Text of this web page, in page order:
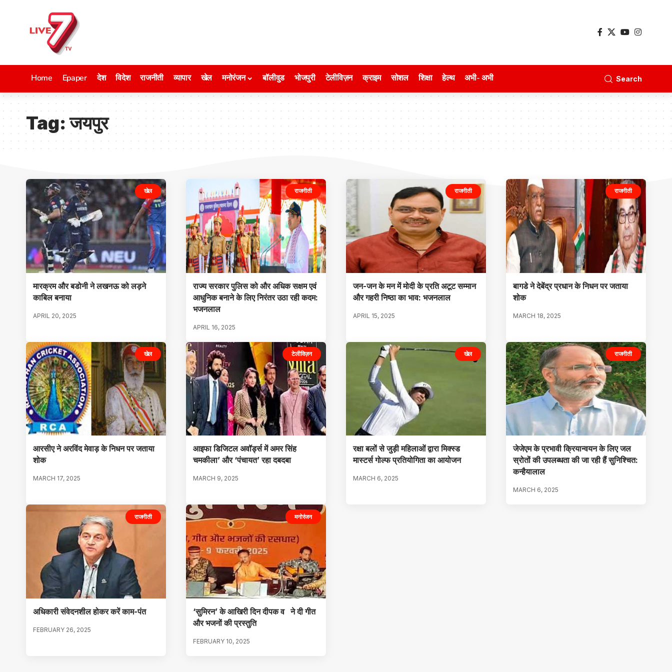
Home Epaper देश विदेश राजनीती व्यापार खेल मनोरंजन बॉलीवुड भोजपुरी टेलीविज़न क्राइम सोशल शिक्षा हेल्थ अभी- अभी Search
Tag:जयपुर
खेल
मारक्रम और बडोनी ने लखनऊ को लड़ने
काबिल बनाया
APRIL 20, 2025
राजनीती
राज्य सरकार पुलिस को और अधिक सक्षम एवं
आधुनिक बनाने के लिए निरंतर उठा रही कदम:
भजनलाल
APRIL 16, 2025
राजनीती
जन-जन के मन में मोदी के प्रति अटूट सम्मान
और गहरी निष्ठा का भाव: भजनलाल
APRIL 15, 2025
राजनीती
बागडे ने देबेंद्र प्रधान के निधन पर जताया
शोक
MARCH 18, 2025
खेल
आरसीए ने अरविंद मेवाड़ के निधन पर जताया
शोक
MARCH 17, 2025
टेलीविज़न
आइफा डिजिटल अवॉर्ड्स में अमर सिंह
चमकीला’ और ‘पंचायत’ रहा दबदबा
MARCH 9, 2025
खेल
रक्षा बलों से जुड़ी महिलाओं द्वारा मिक्स्ड
मास्टर्स गोल्फ प्रतियोगिता का आयोजन
MARCH 6, 2025
राजनीती
जेजेएम के प्रभावी क्रियान्वयन के लिए जल
स्रोतों की उपलब्धता की जा रही हैं सुनिश्चित:
कन्हैयालाल
MARCH 6, 2025
राजनीती
अधिकारी संवेदनशील होकर करें काम-पंत
FEBRUARY 26, 2025
मनोरंजन
‘सुमिरन’ के आखिरी दिन दीपक व ने दी गीत
और भजनों की प्रस्तुति
FEBRUARY 10, 2025